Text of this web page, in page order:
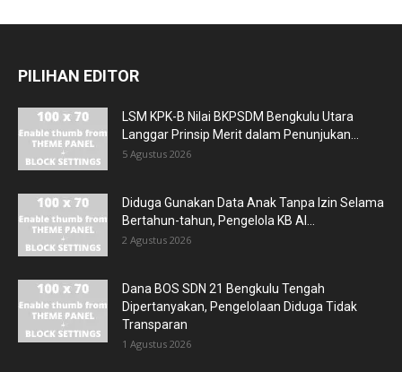
PILIHAN EDITOR
LSM KPK-B Nilai BKPSDM Bengkulu Utara
Langgar Prinsip Merit dalam Penunjukan...
5 Agustus 2026
Diduga Gunakan Data Anak Tanpa Izin Selama
Bertahun-tahun, Pengelola KB Al...
2 Agustus 2026
Dana BOS SDN 21 Bengkulu Tengah
Dipertanyakan, Pengelolaan Diduga Tidak
Transparan
1 Agustus 2026